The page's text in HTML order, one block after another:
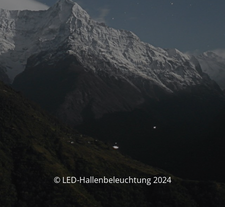
© LED-Hallenbeleuchtung 2024